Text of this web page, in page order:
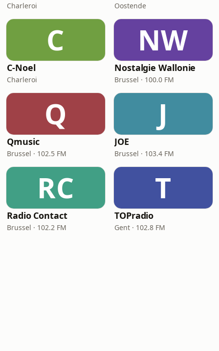
Charleroi Oostende
C
C-Noel
Charleroi
NW
Nostalgie Wallonie
Brussel · 100.0 FM
Q
Qmusic
Brussel · 102.5 FM
J
JOE
Brussel · 103.4 FM
RC
Radio Contact
Brussel · 102.2 FM
T
TOPradio
Gent · 102.8 FM